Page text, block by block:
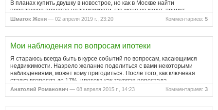
В планах купить двушку в новострое, но как в Москве найти
порядочное агенство недвижимости, где меня не кинут, примут
квартиру,…
Шматок Женя — 02 апреля 2019 г., 23:20 Комментариев: 5
Мои наблюдения по вопросам ипотеки
Я стараюсь всегда быть в курсе событий по вопросам, касающимся
недвижимости. Назрело желание поделиться с вами некоторыми
наблюдениями, может кому пригодиться. После того, как ключевая
ставка возросла до 17%, ипотека как таковая перестала
существовать.…
Анатолий Романович — 08 апреля 2015 г., 14:23 Комментариев: 3